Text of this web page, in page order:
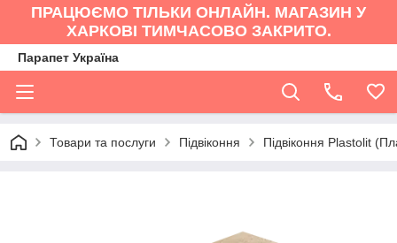
ПРАЦЮЄМО ТІЛЬКИ ОНЛАЙН. МАГАЗИН У
ХАРКОВІ ТИМЧАСОВО ЗАКРИТО.
Парапет Україна
Товари та послуги Підвіконня Підвіконня Plastolit